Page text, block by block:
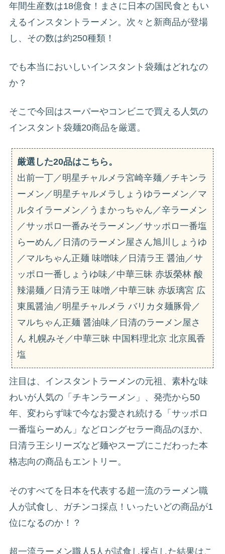
年間生産数は18億食！まさに日本の国民食ともい
えるインスタントラーメン。次々と新商品が登場
し、その数は約250種類！
でも本当においしいインスタント袋麺はどれなの
か？
そこで今回はスーパーやコンビニで買える人気の
インスタント袋麺20商品を厳選。
厳選した20品はこちら。
出前一丁／明星チャルメラ宮崎辛麺／チキンラ
ーメン／明星チャルメラしょうゆラーメン／マ
ルタイラーメン／うまかっちゃん／辛ラーメン
／サッポロ一番みそラーメン／サッポロ一番塩
らーめん／日清のラーメン屋さん旭川しょうゆ
／マルちゃん正麺 味噌味／日清ラ王 醤油／サ
ッポロ一番しょうゆ味／中華三昧 赤坂榮林 酸
辣湯麺／日清ラ王 味噌／中華三昧 赤坂璃宮 広
東風醤油／明星チャルメラ バリカタ麺豚骨／
マルちゃん正麺 醤油味／日清のラーメン屋さ
ん 札幌みそ／中華三昧 中国料理北京 北京風香
塩
注目は、インスタントラーメンの元祖、素朴な味
わいが人気の「チキンラーメン」、発売から50
年、変わらず味で今なお愛され続ける「サッポロ
一番塩らーめん」などロングセラー商品のほか、
日清ラ王シリーズなど麺やスープにこだわった本
格志向の商品もエントリー。
そのすべてを日本を代表する超一流のラーメン職
人が試食し、ガチンコ採点！いったいどの商品が1
位になるのか！？
超一流ラーメン職人5人が試食し採点した結果はこ